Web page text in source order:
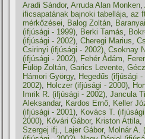
Aradi Sándor,Arruda Alan Monken,
ificsapatának bajnoki tabellája,az
mérkőzései, Balog Zoltán,
(ifjúsági - 1999), Berki Tamás,
(ifjúsági - 2002),Cheregi Marius,
Csirinyi (ifjúsági - 2002),Csoknay
(ifjúsági - 2002), Fehér Ádám,
Fülöp Zoltán,Garics Levente,
Hámori György, Hegedűs (ifjúsági -
2002), Holczer (ifjúsági - 2000),
Imrik R. (ifjúsági - 2002),Jancula
Aleksandar, Kardos Ernő, Keller
(ifjúsági - 2001), Kovács T.
2000), Kővári Gábor, Kriston Attila,
Szergej ifj., Lajer Gábor, Molnár A.